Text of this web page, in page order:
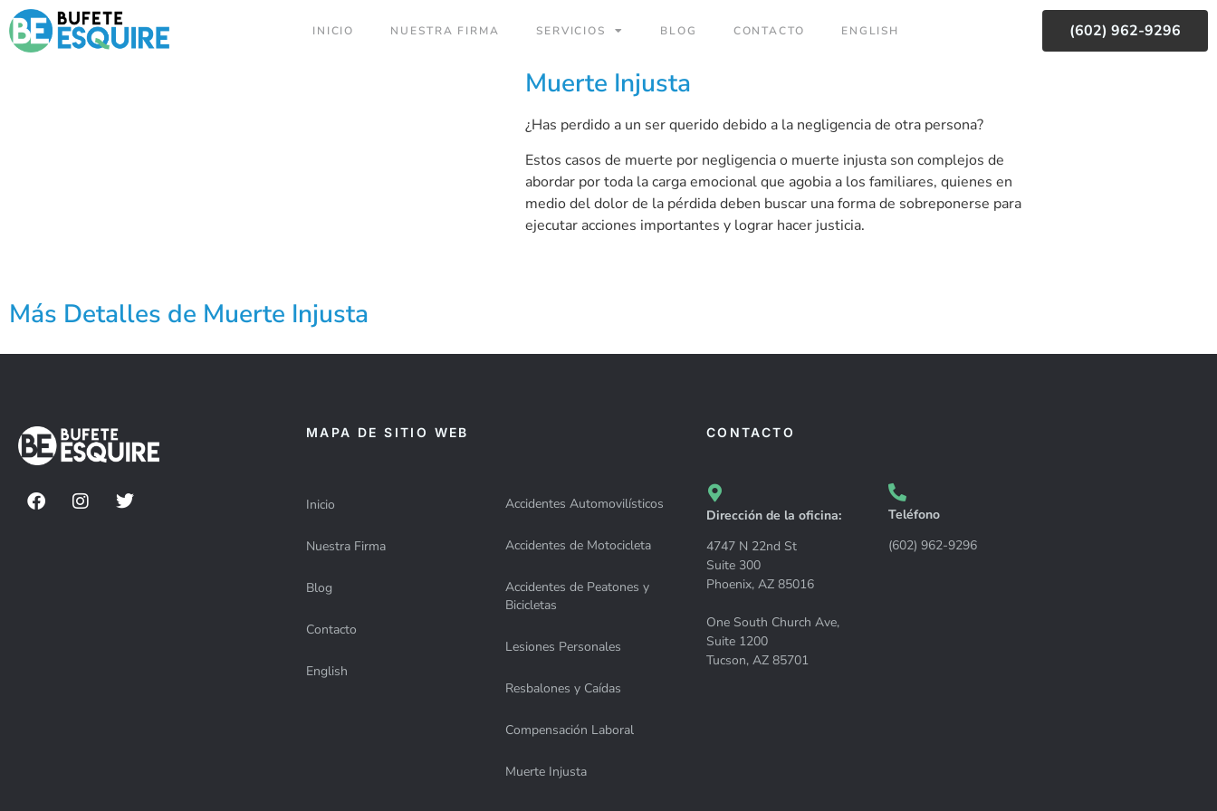
INICIO NUESTRA FIRMA SERVICIOS BLOG CONTACTO ENGLISH (602) 962-9296
Muerte Injusta
¿Has perdido a un ser querido debido a la negligencia de otra persona?
Estos casos de muerte por negligencia o muerte injusta son complejos de
abordar por toda la carga emocional que agobia a los familiares, quienes en
medio del dolor de la pérdida deben buscar una forma de sobreponerse para
ejecutar acciones importantes y lograr hacer justicia.
Más Detalles de Muerte Injusta
MAPA DE SITIO WEB
Inicio
Nuestra Firma
Blog
Contacto
English
Accidentes Automovilísticos
Accidentes de Motocicleta
Accidentes de Peatones y
Bicicletas
Lesiones Personales
Resbalones y Caídas
Compensación Laboral
Muerte Injusta
CONTACTO
Dirección de la oficina:
4747 N 22nd St
Suite 300
Phoenix, AZ 85016
One South Church Ave,
Suite 1200
Tucson, AZ 85701
Teléfono
(602) 962-9296